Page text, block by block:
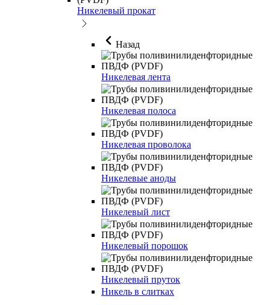
Никелевый прокат
Назад
Никелевая лента
Никелевая полоса
Никелевая проволока
Никелевые аноды
Никелевый лист
Никелевый порошок
Никелевый пруток
Никель в слитках